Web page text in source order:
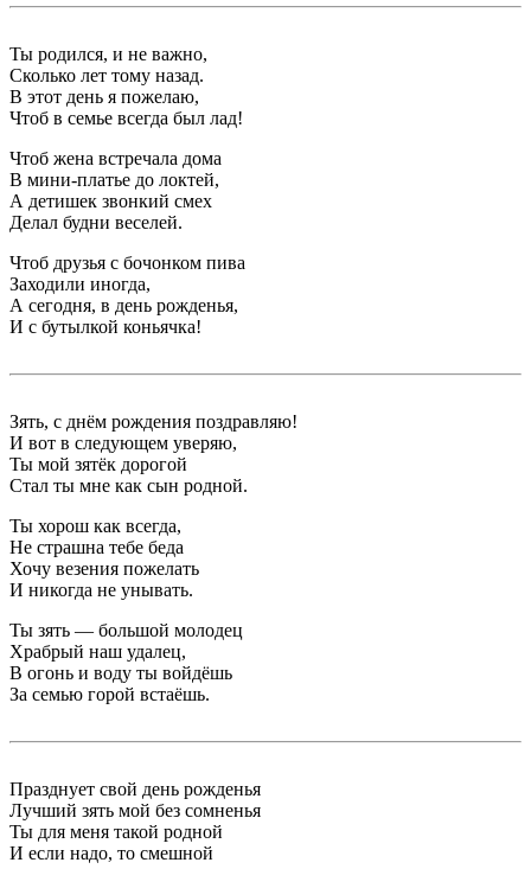
Ты родился, и не важно,
Сколько лет тому назад.
В этот день я пожелаю,
Чтоб в семье всегда был лад!
Чтоб жена встречала дома
В мини-платье до локтей,
А детишек звонкий смех
Делал будни веселей.
Чтоб друзья с бочонком пива
Заходили иногда,
А сегодня, в день рожденья,
И с бутылкой коньячка!
Зять, с днём рождения поздравляю!
И вот в следующем уверяю,
Ты мой зятёк дорогой
Стал ты мне как сын родной.
Ты хорош как всегда,
Не страшна тебе беда
Хочу везения пожелать
И никогда не унывать.
Ты зять — большой молодец
Храбрый наш удалец,
В огонь и воду ты войдёшь
За семью горой встаёшь.
Празднует свой день рожденья
Лучший зять мой без сомненья
Ты для меня такой родной
И если надо, то смешной